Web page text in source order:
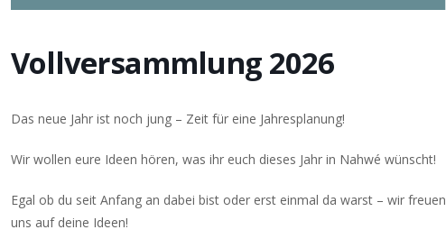
Vollversammlung 2026
Das neue Jahr ist noch jung – Zeit für eine Jahresplanung!
Wir wollen eure Ideen hören, was ihr euch dieses Jahr in Nahwé wünscht!
Egal ob du seit Anfang an dabei bist oder erst einmal da warst – wir freuen
uns auf deine Ideen!